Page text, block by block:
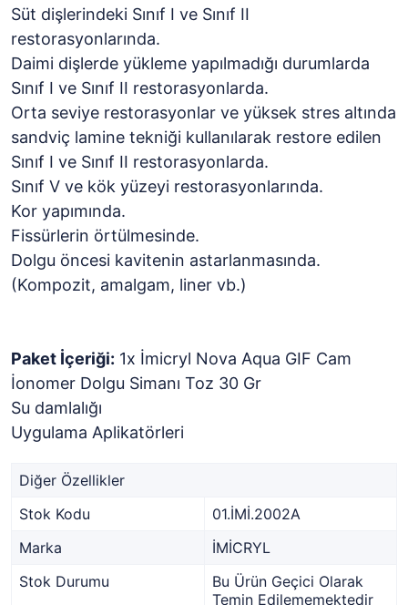
Süt dişlerindeki Sınıf I ve Sınıf II
restorasyonlarında.
Daimi dişlerde yükleme yapılmadığı durumlarda
Sınıf I ve Sınıf II restorasyonlarda.
Orta seviye restorasyonlar ve yüksek stres altında
sandviç lamine tekniği kullanılarak restore edilen
Sınıf I ve Sınıf II restorasyonlarda.
Sınıf V ve kök yüzeyi restorasyonlarında.
Kor yapımında.
Fissürlerin örtülmesinde.
Dolgu öncesi kavitenin astarlanmasında.
(Kompozit, amalgam, liner vb.)
Paket İçeriği: 1x İmicryl Nova Aqua GIF Cam
İonomer Dolgu Simanı Toz 30 Gr
Su damlalığı
Uygulama Aplikatörleri
Diğer Özellikler
Stok Kodu
01.İMİ.2002A
Marka
İMİCRYL
Stok Durumu
Bu Ürün Geçici Olarak
Temin Edilememektedir